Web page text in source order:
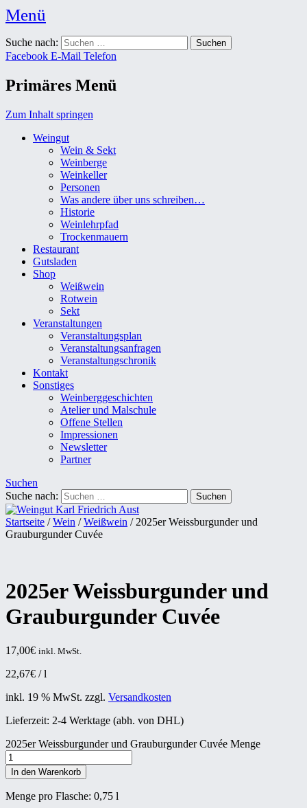
Menü
Weingut Karl Friedrich Aust
Das Weingut im Herzen der Radebeuler Oberlößnitz
Suche nach:
Facebook E-Mail Telefon
Primäres Menü
Zum Inhalt springen
Weingut
Wein & Sekt
Weinberge
Weinkeller
Personen
Was andere über uns schreiben…
Historie
Weinlehrpfad
Trockenmauern
Restaurant
Gutsladen
Shop
Weißwein
Rotwein
Sekt
Veranstaltungen
Veranstaltungsplan
Veranstaltungsanfragen
Veranstaltungschronik
Kontakt
Sonstiges
Weinberggeschichten
Atelier und Malschule
Offene Stellen
Impressionen
Newsletter
Partner
Suchen
Suche nach:
Startseite /Wein /Weißwein / 2025er Weissburgunder und
Grauburgunder Cuvée
2025er Weissburgunder und
Grauburgunder Cuvée
17,00€ inkl. MwSt.
22,67€ /l
inkl. 19 % MwSt. zzgl. Versandkosten
Lieferzeit: 2-4 Werktage (abh. von DHL)
2025er Weissburgunder und Grauburgunder Cuvée Menge
In den Warenkorb
Menge pro Flasche: 0,75 l